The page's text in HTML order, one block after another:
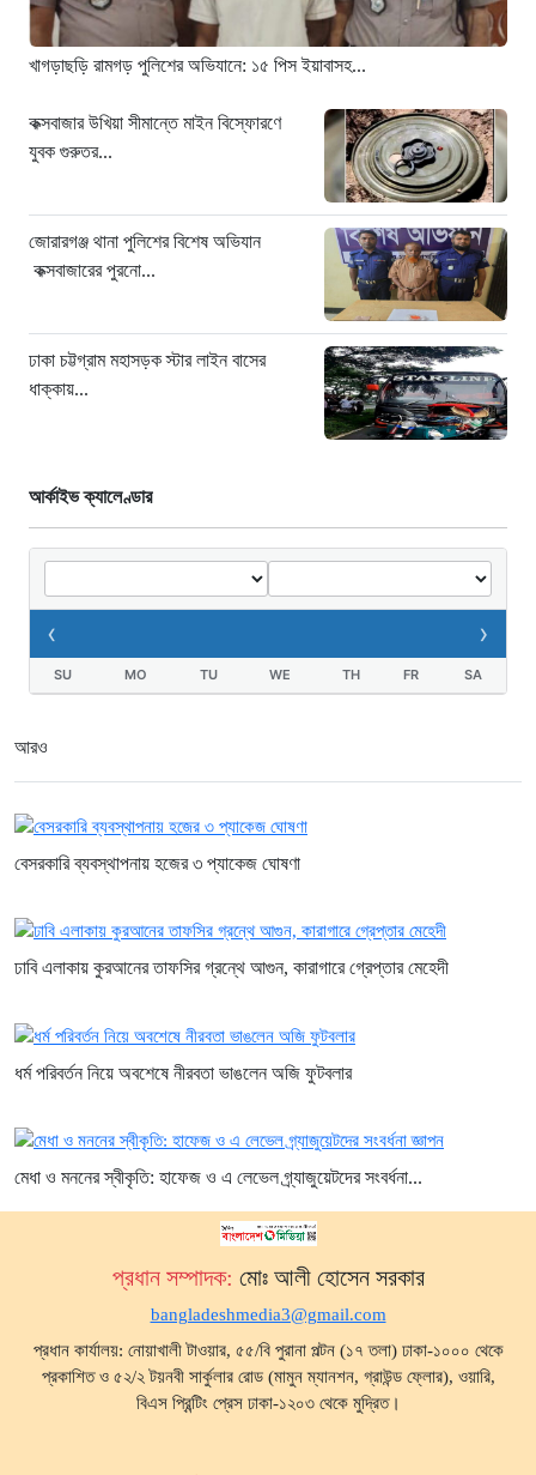
আক্রান্ত ৮৫ জন
২০ ঘণ্টা আগে
দেড় বছরে শতাধিক দুর্ঘটনা
‘সচিবালয় অভিমুখে ১১ দলীয় ঐক্যের
পদযাত্রায় পুলিশের বাধা’
নদীদূষণ রোধে কঠোর প্রধানমন্ত্রী: সমন্বিত
উদ্যোগের তাগিদ
২১ ঘণ্টা আগে
খাগড়াছড়ি রামগড় পুলিশের অভিযানে: ১৫ পিস ইয়াবাসহ...
কক্সবাজার উখিয়া সীমান্তে মাইন বিস্ফোরণে
যুবক গুরুতর...
জোরারগঞ্জ থানা পুলিশের বিশেষ অভিযান
কক্সবাজারের পুরনো...
ঢাকা চট্টগ্রাম মহাসড়ক স্টার লাইন বাসের
ধাক্কায়...
আর্কাইভ ক্যালেণ্ডার
‹ ›
SU MO TU WE TH FR SA
আরও
বেসরকারি ব্যবস্থাপনায় হজের ৩ প্যাকেজ ঘোষণা
ঢাবি এলাকায় কুরআনের তাফসির গ্রন্থে আগুন, কারাগারে গ্রেপ্তার মেহেদী
ধর্ম পরিবর্তন নিয়ে অবশেষে নীরবতা ভাঙলেন অজি ফুটবলার
মেধা ও মননের স্বীকৃতি: হাফেজ ও এ লেভেল গ্র্যাজুয়েটদের সংবর্ধনা...
প্রধান সম্পাদক: মোঃ আলী হোসেন সরকার
bangladeshmedia3@gmail.com
প্রধান কার্যালয়: নোয়াখালী টাওয়ার, ৫৫/বি পুরানা পল্টন (১৭ তলা) ঢাকা-১০০০ থেকে
প্রকাশিত ও ৫২/২ টয়নবী সার্কুলার রোড (মামুন ম্যানশন, গ্রাউন্ড ফ্লোর), ওয়ারি,
বিএস প্রিন্টিং প্রেস ঢাকা-১২০৩ থেকে মুদ্রিত।